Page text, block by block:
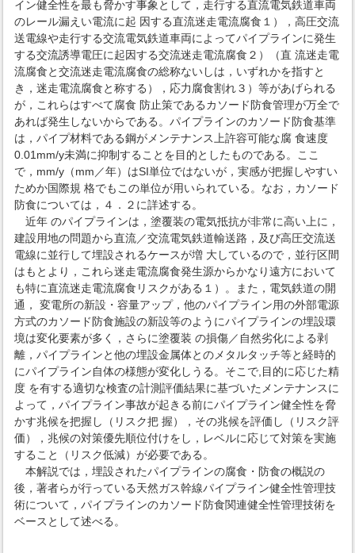
イン健全性を最も脅かす事象として，走行する直流電気鉄道車両
のレール漏えい電流に起 因する直流迷走電流腐食１），高圧交流
送電線や走行する交流電気鉄道車両によってパイプラインに発生
する交流誘導電圧に起因する交流迷走電流腐食２）（直 流迷走電
流腐食と交流迷走電流腐食の総称ないしは，いずれかを指すと
き，迷走電流腐食と称する），応力腐食割れ３）等があげられる
が，これらはすべて腐食 防止策であるカソード防食管理が万全で
あれば発生しないからである。パイプラインのカソード防食基準
は，パイプ材料である鋼がメンテナンス上許容可能な腐 食速度
0.01mm/y未満に抑制することを目的としたものである。ここ
で，mm/y（mm／年）はSI単位ではないが，実感が把握しやすい
ためか国際規 格でもこの単位が用いられている。なお，カソード
防食については，４．２に詳述する。
近年 のパイプラインは，塗覆装の電気抵抗が非常に高い上に，
建設用地の問題から直流／交流電気鉄道輸送路，及び高圧交流送
電線に並行して埋設されるケースが増 大しているので，並行区間
はもとより，これら迷走電流腐食発生源からかなり遠方において
も特に直流迷走電流腐食リスクがある１）。また，電気鉄道の開
通， 変電所の新設・容量アップ，他のパイプライン用の外部電源
方式のカソード防食施設の新設等のようにパイプラインの埋設環
境は変化要素が多く，さらに塗覆装 の損傷／自然劣化による剥
離，パイプラインと他の埋設金属体とのメタルタッチ等と経時的
にパイプライン自体の様態が変化しうる。そこで,目的に応じた精
度 を有する適切な検査の計測評価結果に基づいたメンテナンスに
よって，パイプライン事故が起きる前にパイプライン健全性を脅
かす兆候を把握し（リスク把 握），その兆候を評価し（リスク評
価），兆候の対策優先順位付けをし，レベルに応じて対策を実施
すること（リスク低減）が必要である。
本解説では，埋設されたパイプラインの腐食・防食の概説の
後，著者らが行っている天然ガス幹線パイプライン健全性管理技
術について，パイプラインのカソード防食関連健全性管理技術を
ベースとして述べる。